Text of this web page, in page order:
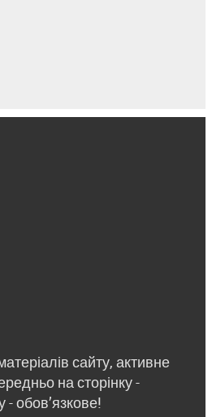
сайту, активне
на сторінку -
обов’язкове!